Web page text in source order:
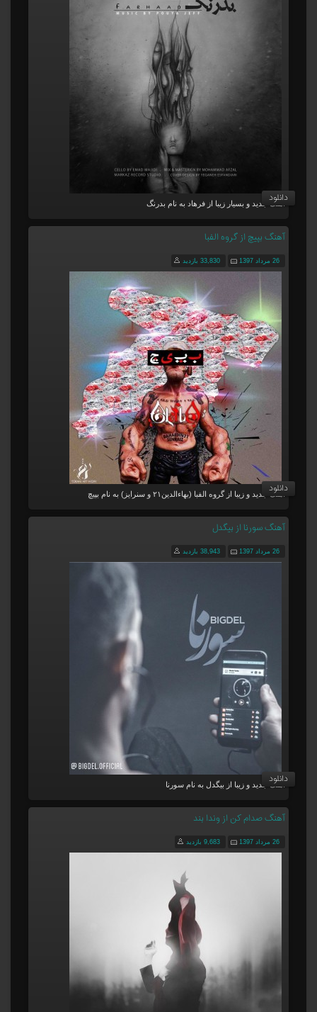
آهنگ جدید و بسیار زیبا از فرهاد به نام بدرنگ
دانلود
آهنگ بپیچ از گروه الفبا
26 مرداد 1397 33,830 بازدید
آهنگ جدید و زیبا از گروه الفبا (بهاءالدین۲۱ و سنرایز) به نام بپیچ
دانلود
آهنگ سورنا از بیگدل
26 مرداد 1397 38,943 بازدید
آهنگ جدید و زیبا از بیگدل به نام سورنا
دانلود
آهنگ صدام کن از وندا بند
26 مرداد 1397 9,683 بازدید